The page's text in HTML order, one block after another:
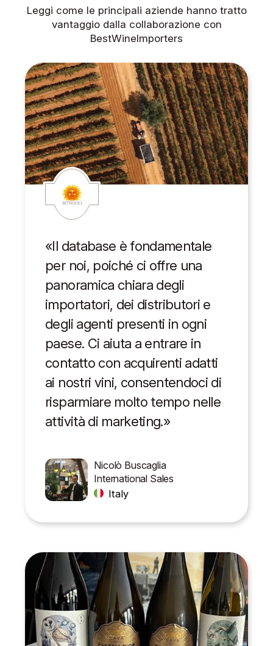
Leggi come le principali aziende hanno tratto
vantaggio dalla collaborazione con
BestWineImporters
«Il database è fondamentale
per noi, poiché ci offre una
panoramica chiara degli
importatori, dei distributori e
degli agenti presenti in ogni
paese. Ci aiuta a entrare in
contatto con acquirenti adatti
ai nostri vini, consentendoci di
risparmiare molto tempo nelle
attività di marketing.»
Nicolò Buscaglia
International Sales
Italy